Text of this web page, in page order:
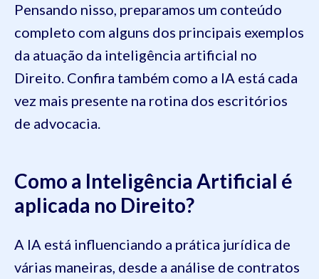
Pensando nisso, preparamos um conteúdo
completo com alguns dos principais exemplos
da atuação da inteligência artificial no
Direito. Confira também como a IA está cada
vez mais presente na rotina dos escritórios
de advocacia.
Como a Inteligência Artificial é
aplicada no Direito?
A IA está influenciando a prática jurídica de
várias maneiras, desde a análise de contratos